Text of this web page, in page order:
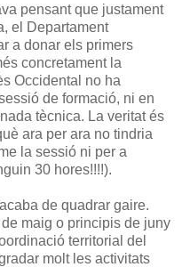
pensant que justament
el Departament
a donar els primers
concretament la
Occidental no ha
de formació, ni en
tècnica. La veritat és
ara per ara no tindria
la sessió ni per a
30 hores!!!!).
de quadrar gaire.
maig o principis de juny
territorial del
molt les activitats